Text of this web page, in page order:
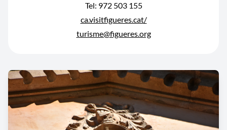
Tel: 972 503 155
ca.visitfigueres.cat/
turisme@figueres.org